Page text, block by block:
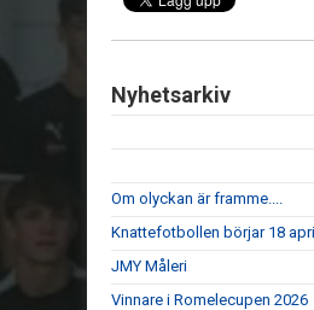
Nyhetsarkiv
Om olyckan är framme....
Knattefotbollen börjar 18 april
JMY Måleri
Vinnare i Romelecupen 2026